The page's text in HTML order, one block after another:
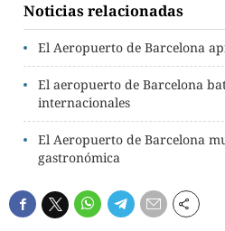
Noticias relacionadas
El Aeropuerto de Barcelona
El aeropuerto de Barcelona
internacionales
El Aeropuerto de Barcelona
gastronómica